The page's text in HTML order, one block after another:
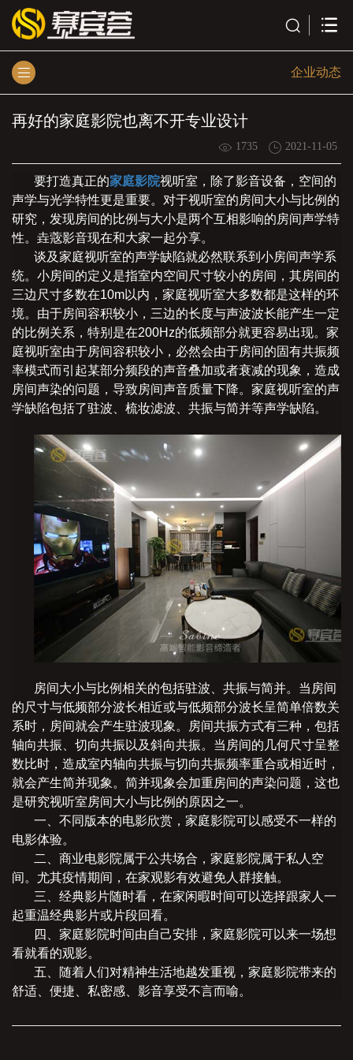
企业动态
再好的家庭影院也离不开专业设计
1735 2021-11-05
要打造真正的家庭影院视听室，除了影音设备，空间的
声学与光学特性更是重要。对于视听室的房间大小与比例的
研究，发现房间的比例与大小是两个互相影响的房间声学特
性。垚蔲影音现在和大家一起分享。
谈及家庭视听室的声学缺陷就必然联系到小房间声学系
统。小房间的定义是指室内空间尺寸较小的房间，其房间的
三边尺寸多数在10m以内，家庭视听室大多数都是这样的环
境。由于房间容积较小，三边的长度与声波波长能产生一定
的比例关系，特别是在200Hz的低频部分就更容易出现。家
庭视听室由于房间容积较小，必然会由于房间的固有共振频
率模式而引起某部分频段的声音叠加或者衰减的现象，造成
房间声染的问题，导致房间声音质量下降。家庭视听室的声
学缺陷包括了驻波、梳妆滤波、共振与简并等声学缺陷。
房间大小与比例相关的包括驻波、共振与简并。当房间
的尺寸与低频部分波长相近或与低频部分波长呈简单倍数关
系时，房间就会产生驻波现象。房间共振方式有三种，包括
轴向共振、切向共振以及斜向共振。当房间的几何尺寸呈整
数比时，造成室内轴向共振与切向共振频率重合或相近时，
就会产生简并现象。简并现象会加重房间的声染问题，这也
是研究视听室房间大小与比例的原因之一。
一、不同版本的电影欣赏，家庭影院可以感受不一样的
电影体验。
二、商业电影院属于公共场合，家庭影院属于私人空
间。尤其疫情期间，在家观影有效避免人群接触。
三、经典影片随时看，在家闲暇时间可以选择跟家人一
起重温经典影片或片段回看。
四、家庭影院时间由自己安排，家庭影院可以来一场想
看就看的观影。
五、随着人们对精神生活地越发重视，家庭影院带来的
舒适、便捷、私密感、影音享受不言而喻。